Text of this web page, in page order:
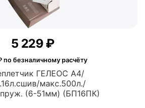
ГЕЛЕОС A4/
макс.500л./
(6-51мм) (БП16ПК)
5 229 ₽
по безналичному расчёту